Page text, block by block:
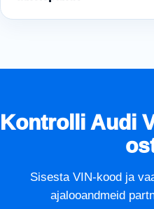
Kontrolli Audi
Sisesta VIN-kood ja
ajalooandmeid